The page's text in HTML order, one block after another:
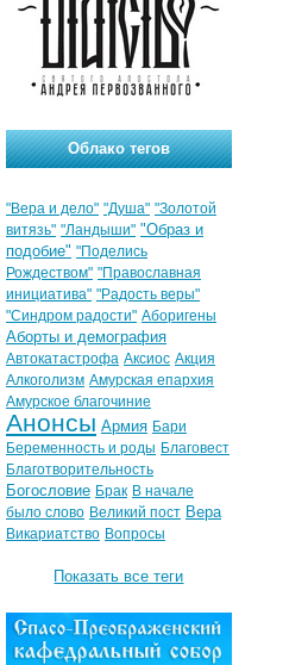
Облако тегов
"Вера и дело" "Душа" "Золотой
витязь" "Ландыши" "Образ и
подобие" "Поделись
Рождеством" "Православная
инициатива" "Радость веры"
"Синдром радости" Аборигены
Аборты и демография
Автокатастрофа Аксиос Акция
Алкоголизм Амурская епархия
Амурское благочиние
Анонсы Армия Бари
Беременность и роды Благовест
Благотворительность
Богословие Брак В начале
было слово Великий пост Вера
Викариатство Вопросы
Показать все теги